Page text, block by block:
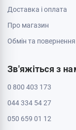
Доставка і оплата
Про магазин
Обмін та повернення
Зв'яжіться з
0 800 403 173
044 334 54 27
050 659 01 12